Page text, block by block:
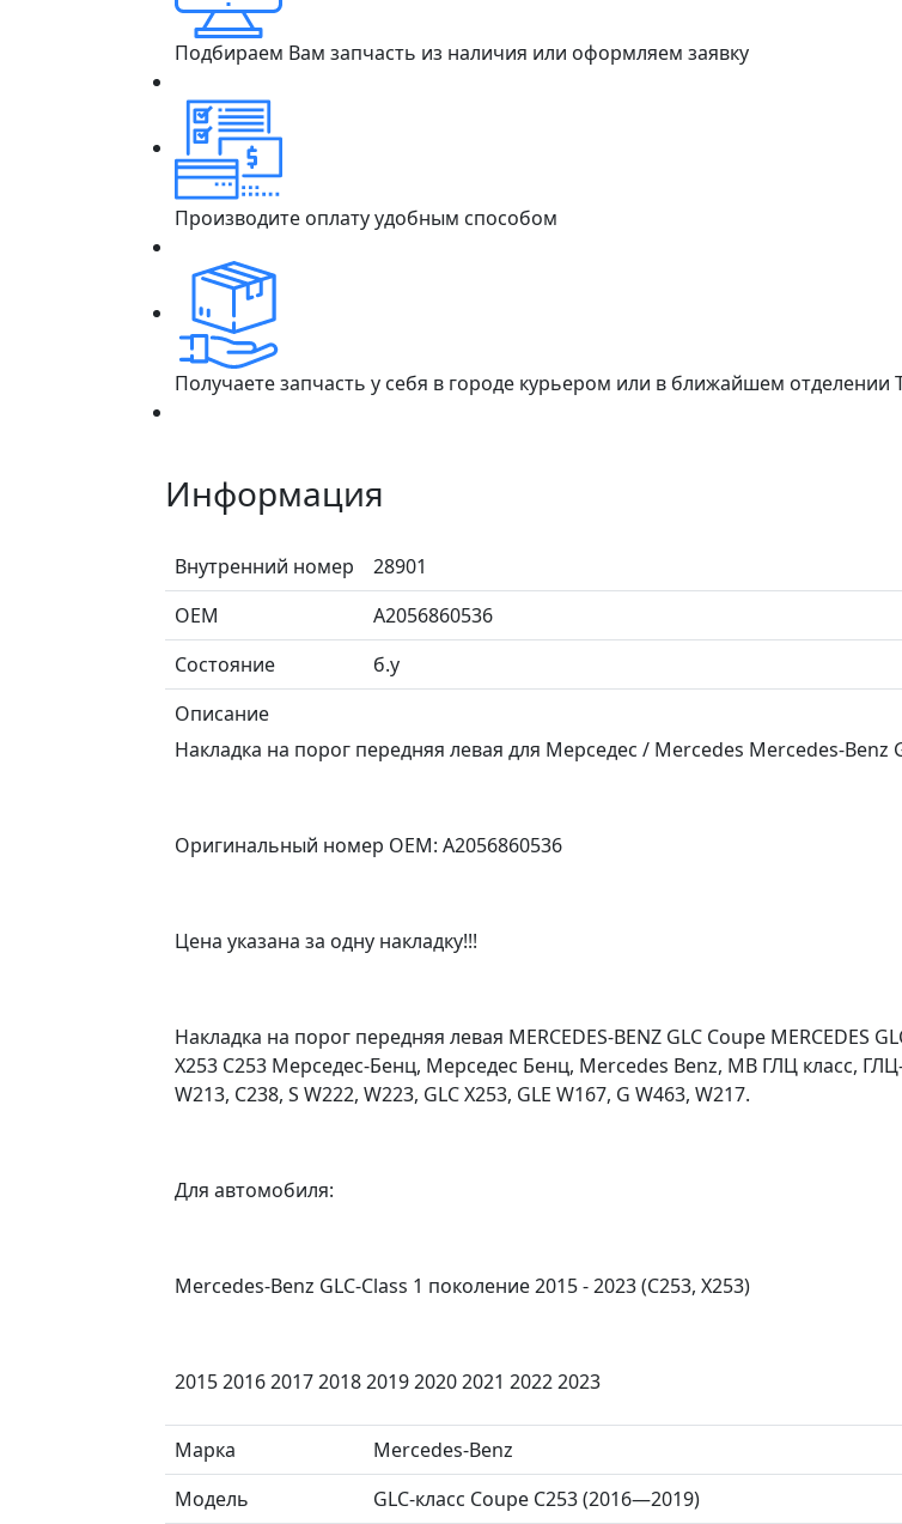
Подбираем Вам запчасть из наличия или оформляем заявку
Производите оплату удобным способом
Получаете запчасть у себя в городе курьером или в ближайшем отделении
Информация
Внутренний номер
28901
ОЕМ
A2056860536
Состояние
б.у
Описание
Накладка на порог передняя левая для Мерседес / Mercedes Mercedes-Benz
Оригинальный номер OEM: A2056860536
Цена указана за одну накладку!!!
Накладка на порог передняя левая MERCEDES-BENZ GLC Coupe
X253 C253 Мерседес-Бенц, Мерседес Бенц, Mercedes Benz, MB ГЛЦ класс,
W213, C238, S W222, W223, GLC X253, GLE W167, G W463, W217.
Для автомобиля:
Mercedes-Benz GLC-Class 1 поколение 2015 - 2023 (C253, X253)
2015 2016 2017 2018 2019 2020 2021 2022 2023
Марка
Mercedes-Benz
Модель
GLC-класс Coupe C253 (2016—2019)